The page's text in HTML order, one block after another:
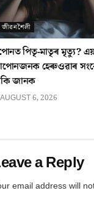
জীৱনশৈলী
পিতৃ-মাতৃৰ মৃত্যু?
হেৰুওৱাৰ
জানক
6, 2026
a Reply
email address will